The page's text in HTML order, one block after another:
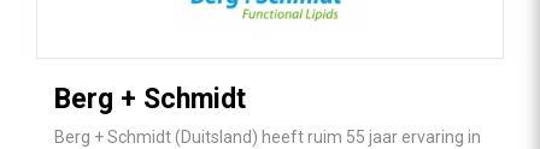
Berg + Schmidt
Berg + Schmidt (Duitsland) heeft ruim 55 jaar ervaring in